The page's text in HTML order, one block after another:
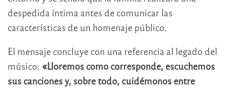
despedida íntima antes de comunicar las
características de un homenaje público.
El mensaje concluye con una referencia al legado del
músico: «Lloremos como corresponde, escuchemos
sus canciones y, sobre todo, cuidémonos entre